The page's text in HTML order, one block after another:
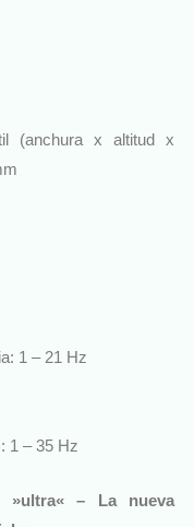
(anchura x altitud x
1 – 21 Hz
1 – 35 Hz
– La nueva